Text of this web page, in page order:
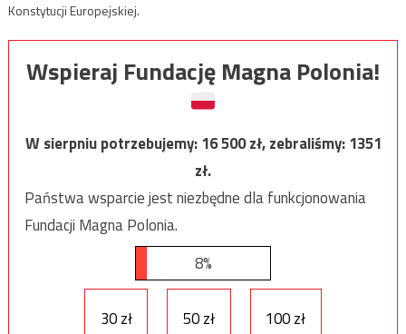
Konstytucji Europejskiej.
Wspieraj Fundację Magna Polonia!
W sierpniu potrzebujemy:16 500zł, zebraliśmy:1351
zł.
Państwa wsparcie jest niezbędne dla funkcjonowania
Fundacji Magna Polonia.
8%
30 zł 50 zł 100 zł